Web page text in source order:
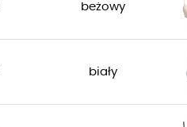
beżowy
biały